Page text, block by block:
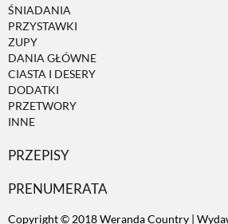
ŚNIADANIA
PRZYSTAWKI
ZUPY
DANIA GŁÓWNE
CIASTA I DESERY
DODATKI
PRZETWORY
INNE
PRZEPISY
PRENUMERATA
Copyright © 2018 Weranda Country |